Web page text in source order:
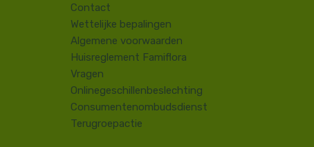
Contact
​Wettelijke bepalingen
Algemene voorwaarden
Huisreglement Famiflora
Vragen
Onlinegeschillenbeslechting
Consumentenombudsdienst
Terugroepactie